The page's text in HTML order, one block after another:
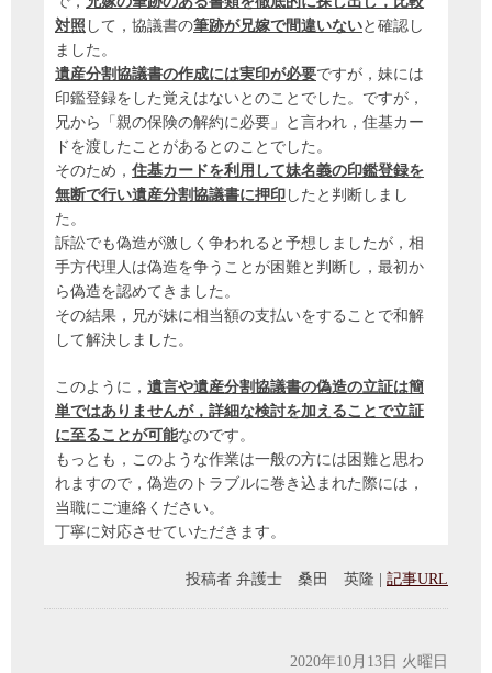
対照 して，協議書の筆跡が兄嫁で間違いないと確認し
ました。
遺産分割協議書の作成には実印が必要ですが，妹には
印鑑登録をした覚えはないとのことでした。ですが，
兄から「親の保険の解約に必要」と言われ，住基カー
ドを渡したことがあるとのことでした。
そのため， 住基カードを利用して妹名義の印鑑登録を
無断で行い遺産分割協議書に押印 したと判断しまし
た。
訴訟でも偽造が激しく争われると予想しましたが，相
手方代理人は偽造を争うことが困難と判断し，最初か
ら偽造を認めてきました。
その結果，兄が妹に相当額の支払いをすることで和解
して解決しました。
このように， 遺言や遺産分割協議書の偽造の立証は簡
単ではありませんが，詳細な検討を加えることで立証
に至ることが可能なのです。
もっとも，このような作業は一般の方には困難と思わ
れますので，偽造のトラブルに巻き込まれた際には，
当職にご連絡ください。
丁寧に対応させていただきます。
投稿者 弁護士 桑田 英隆 記事URL
2020年10月13日 火曜日